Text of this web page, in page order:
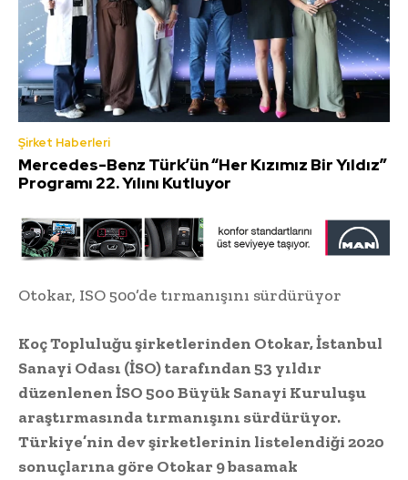
Şirket Haberleri
Mercedes-Benz Türk’ün “Her Kızımız Bir Yıldız”
Programı 22. Yılını Kutluyor
Otokar, ISO 500’de tırmanışını sürdürüyor
Koç Topluluğu şirketlerinden Otokar, İstanbul
Sanayi Odası (İSO) tarafından 53 yıldır
düzenlenen İSO 500 Büyük Sanayi Kuruluşu
araştırmasında tırmanışını sürdürüyor.
Türkiye’nin dev şirketlerinin listelendiği 2020
sonuçlarına göre Otokar 9 basamak